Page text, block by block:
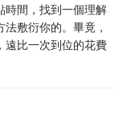
時間，找到一個理解
敷衍你的。畢竟，
遠比一次到位的花費